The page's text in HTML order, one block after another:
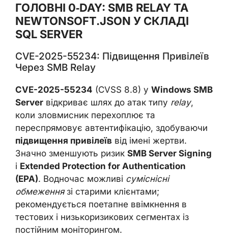
ГОЛОВНІ 0‑DAY: SMB RELAY ТА
NEWTONSOFT.JSON У СКЛАДІ
SQL SERVER
CVE-2025-55234: Підвищення Привілеїв
Через SMB Relay
CVE-2025-55234 (CVSS 8.8) у Windows SMB
Server відкриває шлях до атак типу relay,
коли зловмисник перехоплює та
переспрямовує автентифікацію, здобуваючи
підвищення привілеїв від імені жертви.
Значно зменшують ризик SMB Server Signing
і Extended Protection for Authentication
(EPA). Водночас можливі суміснісні
обмеженнязі старими клієнтами;
рекомендується поетапне ввімкнення в
тестових і низькоризикових сегментах із
постійним моніторингом.